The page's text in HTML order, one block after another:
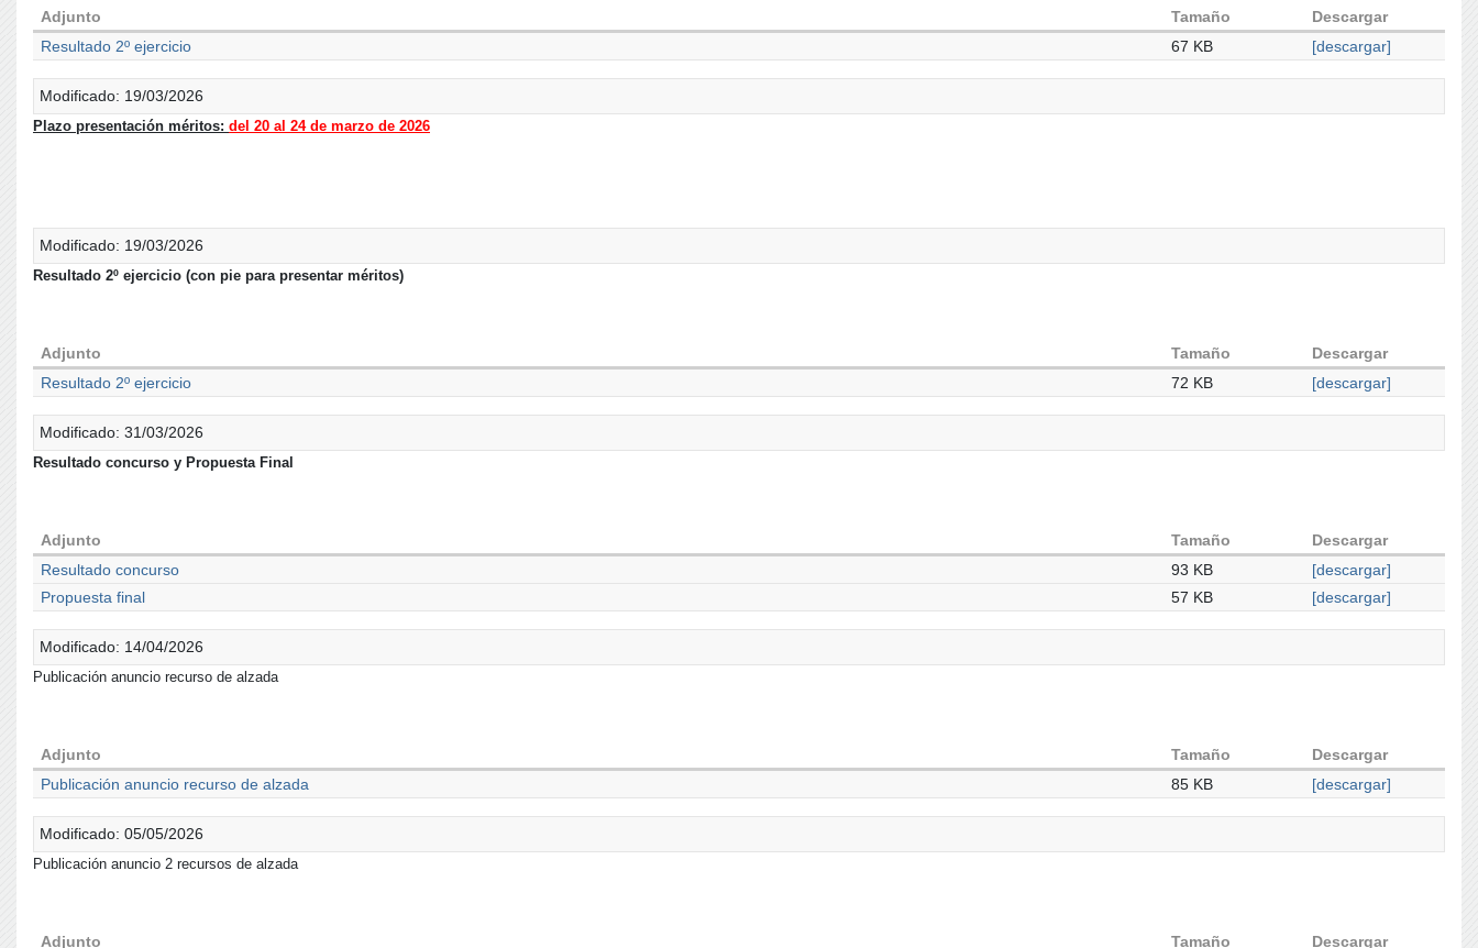
Adjunto Tamaño
Descargar
Resultado 2º ejercicio
67 KB [descargar]
Modificado: 19/03/2026
Plazo presentación méritos: del 20 al 24 de marzo de 2026
Modificado: 19/03/2026
Resultado 2º ejercicio (con pie para presentar méritos)
Adjunto Tamaño
Descargar
Resultado 2º ejercicio
72 KB [descargar]
Modificado: 31/03/2026
Resultado concurso y Propuesta Final
Adjunto Tamaño
Descargar
Resultado concurso
93 KB
[descargar]
Propuesta final
57 KB [descargar]
Modificado: 14/04/2026
Publicación anuncio recurso de alzada
Adjunto Tamaño
Descargar
Publicación anuncio recurso de alzada
85 KB [descargar]
Modificado: 05/05/2026
Publicación anuncio 2 recursos de alzada
Adjunto Tamaño Descargar